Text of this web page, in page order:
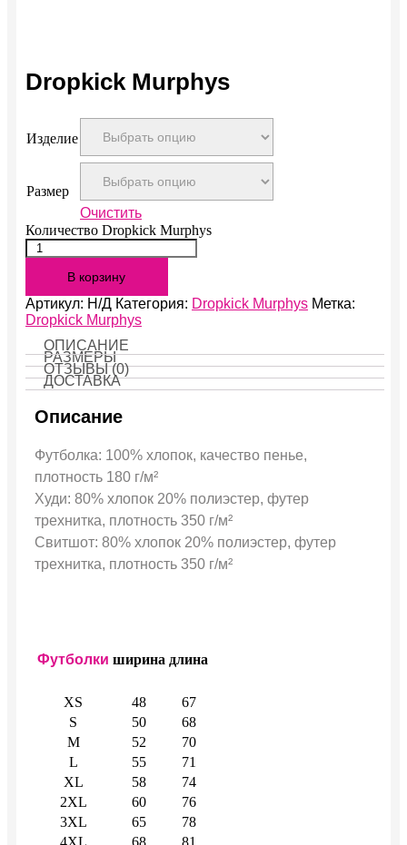
Dropkick Murphys
Изделие
Размер
Очистить
Количество Dropkick Murphys
В корзину
Артикул: Н/Д Категория: Dropkick Murphys Метка:
Dropkick Murphys
ОПИСАНИЕ
РАЗМЕРЫ
ОТЗЫВЫ (0)
ДОСТАВКА
Описание
Футболка: 100% хлопок, качество пенье,
плотность 180 г/м²
Худи: 80% хлопок 20% полиэстер, футер
трехнитка, плотность 350 г/м²
Свитшот: 80% хлопок 20% полиэстер, футер
трехнитка, плотность 350 г/м²
Футболки ширина длина
XS 48
67
S
50
68
M
52
70
L
55
71
XL
58
74
2XL
60
76
3XL
65
78